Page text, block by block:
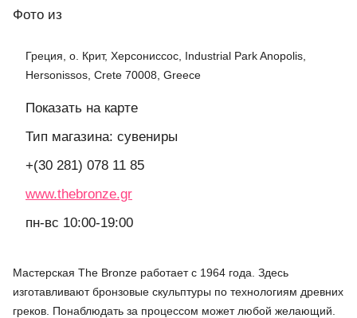
Фото из
Греция, о. Крит, Херсониссос, Industrial Park Anopolis,
Hersonissos, Crete 70008, Greece
Показать на карте
Тип магазина: сувениры
+(30 281) 078 11 85
www.thebronze.gr
пн-вс 10:00-19:00
Мастерская The Bronze работает с 1964 года. Здесь
изготавливают бронзовые скульптуры по технологиям древних
греков. Понаблюдать за процессом может любой желающий.